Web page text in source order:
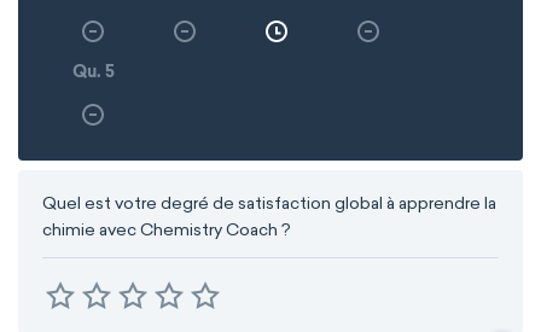
Qu. 5
Quel est votre degré de satisfaction global à apprendre la
chimie avec Chemistry Coach ?